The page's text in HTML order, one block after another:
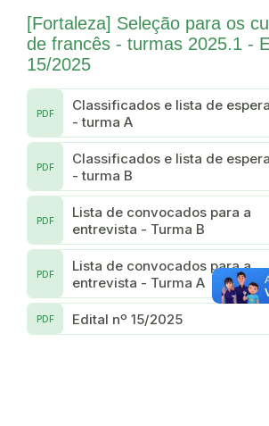
[Fortaleza] Seleção para os
de francês - turmas 2025.1 -
15/2025
Classificados e lista de espera
- turma A
PDF
Classificados e lista de espera
- turma B
PDF
Lista de convocados para a
entrevista - Turma B
PDF
Lista de convocados para a
entrevista - Turma A
PDF
Edital nº 15/2025
PDF